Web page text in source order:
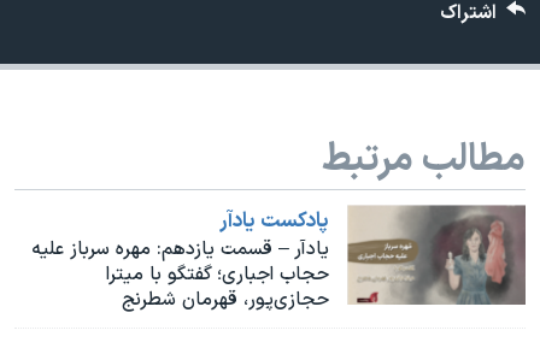
اسرائیل در جنگ
صفحه‌های ویژه
سفر پرزیدنت ترامپ به چین
اشتراک
مطالب مرتبط
پادکست یادآر
یادآر – قسمت یازدهم: مهره سرباز علیه
حجاب اجباری؛ گفتگو با میترا
حجازی‌پور، قهرمان شطرنج